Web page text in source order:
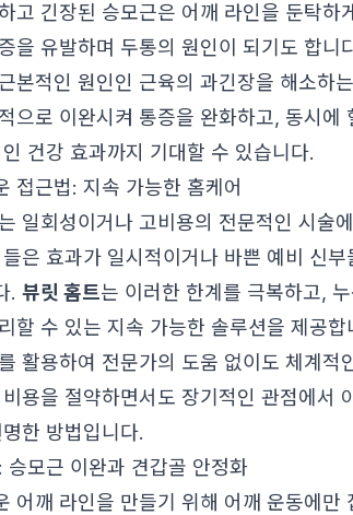
고 긴장된 승모근은 어깨 라인을 둔탁하
을 유발하며 두통의 원인이 되기도 합니
본적인 원인인 근육의 과긴장을 해소하
으로 이완시켜 통증을 완화하고, 동시에
건강 효과까지 기대할 수 있습니다.
접근법: 지속 가능한 홈케어
일회성이거나 고비용의 전문적인 시술
은 효과가 일시적이거나 바쁜 예비 신
. 뷰릿 홈트는 이러한 한계를 극복하고,
할 수 있는 지속 가능한 솔루션을 제공
활용하여 전문가의 도움 없이도 체계적
용을 절약하면서도 장기적인 관점에서
한 방법입니다.
모근 이완과 견갑골 안정화
어깨 라인을 만들기 위해 어깨 운동에만